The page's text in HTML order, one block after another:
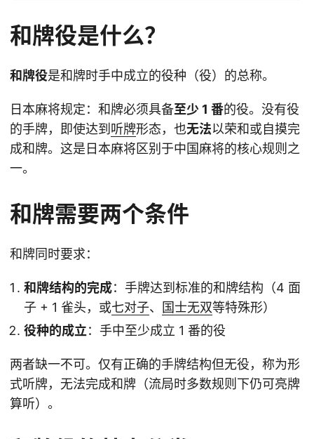
和牌役是什么？
和牌役是和牌时手中成立的役种（役）的总称。
日本麻将规定：和牌必须具备至少 1 番的役。没有役
的手牌，即使达到 听牌形态，也无法以荣和或自摸完
成和牌。这是日本麻将区别于中国麻将的核心规则之
一。
和牌需要两个条件
和牌同时要求：
和牌结构的完成：手牌达到标准的和牌结构（4 面
子 + 1 雀头，或七对子、 国士无双等特殊形）
役种的成立：手中至少成立 1 番的役
两者缺一不可。仅有正确的手牌结构但无役，称为形
式听牌，无法完成和牌（流局时多数规则下仍可亮牌
算听）。